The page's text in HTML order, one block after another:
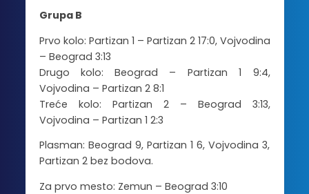
Grupa B
Prvo kolo: Partizan 1 – Partizan 2 17:0, Vojvodina
– Beograd 3:13
Drugo kolo: Beograd – Partizan 1 9:4,
Vojvodina – Partizan 2 8:1
Treće kolo: Partizan 2 – Beograd 3:13,
Vojvodina – Partizan 1 2:3
Plasman: Beograd 9, Partizan 1 6, Vojvodina 3,
Partizan 2 bez bodova.
Za prvo mesto: Zemun – Beograd 3:10